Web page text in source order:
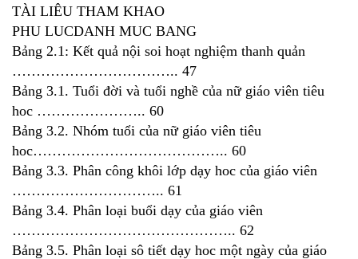
TÀI LIÊU THAM KHAO
PHU LUCDANH MUC BANG
Bảng 2.1: Kết quả nội soi hoạt nghiệm thanh quản
…………………………….. 47
Bảng 3.1. Tuổi đời và tuổi nghề của nữ giáo viên tiêu
hoc ………………….. 60
Bảng 3.2. Nhóm tuổi của nữ giáo viên tiêu
hoc………………………………….. 60
Bảng 3.3. Phân công khôi lớp dạy hoc của giáo viên
………………………….. 61
Bảng 3.4. Phân loại buổi dạy của giáo viên
……………………………………….. 62
Bảng 3.5. Phân loại sô tiết dạy hoc một ngày của giáo